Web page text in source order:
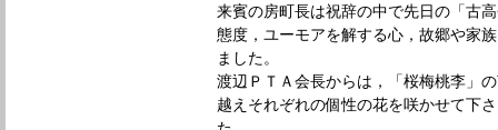
来賓の房町長は祝辞の中で先日の「古
態度，ユーモアを解する心，故郷や家
ました。
渡辺ＰＴＡ会長からは，「桜梅桃李」
越えそれぞれの個性の花を咲かせて下